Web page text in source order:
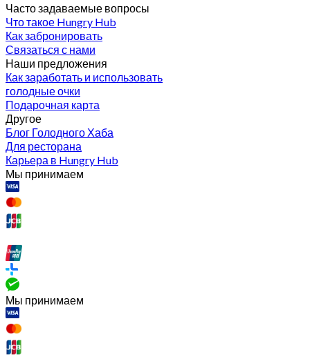
Часто задаваемые вопросы
Что такое Hungry Hub
Как забронировать
Связаться с нами
Наши предложения
Как заработать и использовать
голодные очки
Подарочная карта
Другое
Блог Голодного Хаба
Для ресторана
Карьера в Hungry Hub
Мы принимаем
Мы принимаем